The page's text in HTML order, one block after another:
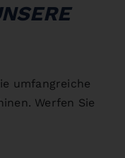
umfangreiche
Werfen Sie